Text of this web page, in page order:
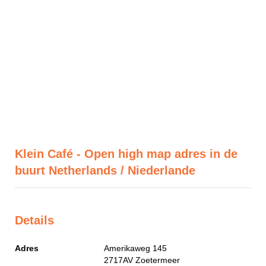
Klein Café - Open high map adres in de
buurt Netherlands / Niederlande
Details
Adres
Amerikaweg 145
2717AV Zoetermeer